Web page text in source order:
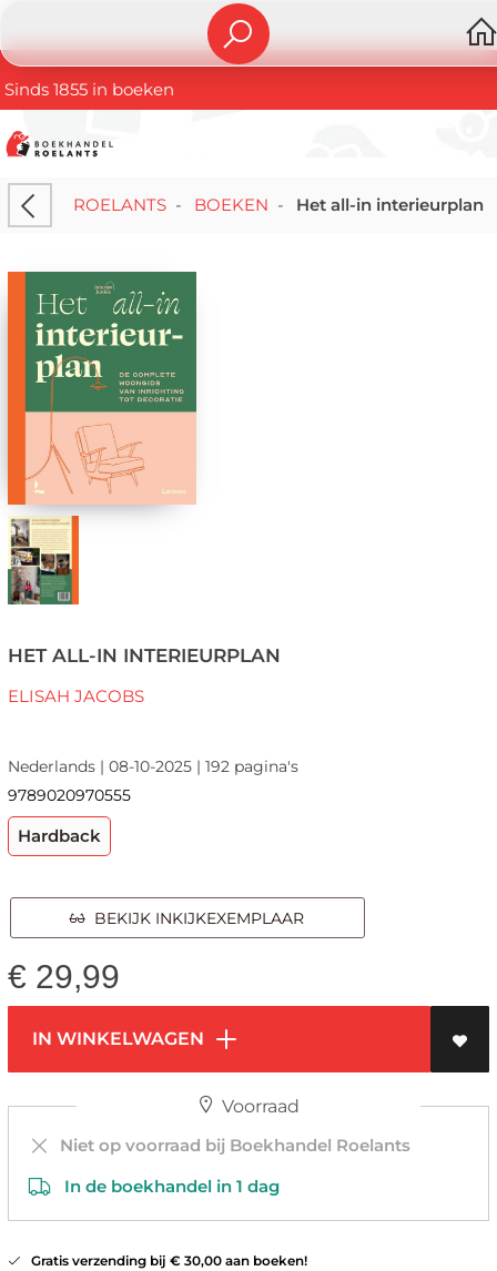
Sinds 1855 in boeken
ROELANTS- BOEKEN - Het all-in interieurplan
HET ALL-IN INTERIEURPLAN
ELISAH JACOBS
Nederlands | 08-10-2025 | 192 pagina's
9789020970555
Hardback
BEKIJK INKIJKEXEMPLAAR
€ 29,99
IN WINKELWAGEN
Voorraad
Niet op voorraad bij Boekhandel Roelants
In de boekhandel in 1 dag
Gratis verzending bij € 30,00 aan boeken!